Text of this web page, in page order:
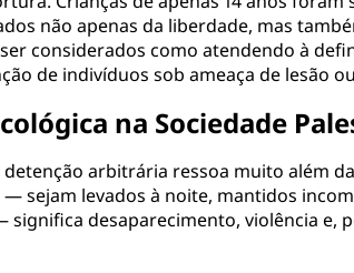
não apenas da liberdade, mas
considerados como atendendo à
de indivíduos sob ameaça de lesão
na Sociedade
arbitrária ressoa muito além
sejam levados à noite, mantidos
desaparecimento, violência e,